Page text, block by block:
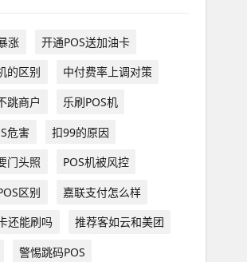
涨
开通POS送加油卡
的区别
中付费率上调对策
跳商户
乐刷POS机
危害
扣99的原因
门头照
POS机被风控
区别
嘉联支付怎么样
还能刷吗
推荐客如云和美团
警惕跳码POS